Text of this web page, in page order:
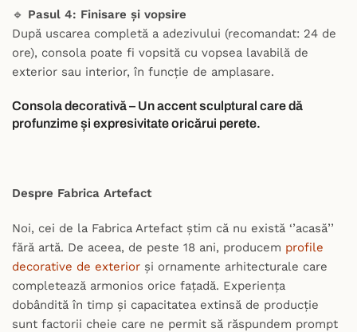
🔹 Pasul 4: Finisare și vopsire
După uscarea completă a adezivului (recomandat: 24 de
ore), consola poate fi vopsită cu vopsea lavabilă de
exterior sau interior, în funcție de amplasare.
Consola decorativă – Un accent sculptural care dă
profunzime și expresivitate oricărui perete.
Despre Fabrica Artefact
Noi, cei de la Fabrica Artefact știm că nu există ‘’acasă’’
fără artă. De aceea, de peste 18 ani, producem profile
decorative de exterior și ornamente arhitecturale care
completează armonios orice fațadă. Experiența
dobândită în timp și capacitatea extinsă de producție
sunt factorii cheie care ne permit să răspundem prompt